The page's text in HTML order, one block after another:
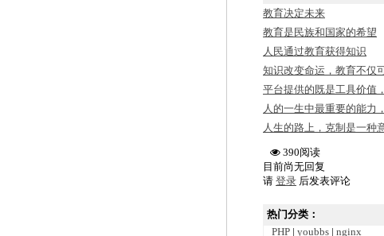
教育决定未来
教育是民族和国家的希望
人民通过教育获得知识
知识改变命运，教育不仅
平台提供的既是工具价值
人的一生中最重要的能力
人生的路上，克制是一种
390阅读
目前尚无回复
请 登录 后发表评论
热门分类：
PHP | youbbs | nginx